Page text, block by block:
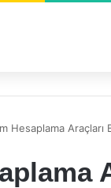
Hesaplama Araçları